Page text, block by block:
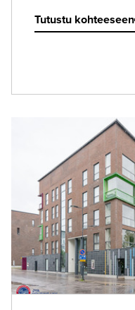
Tutustu kohteeseen